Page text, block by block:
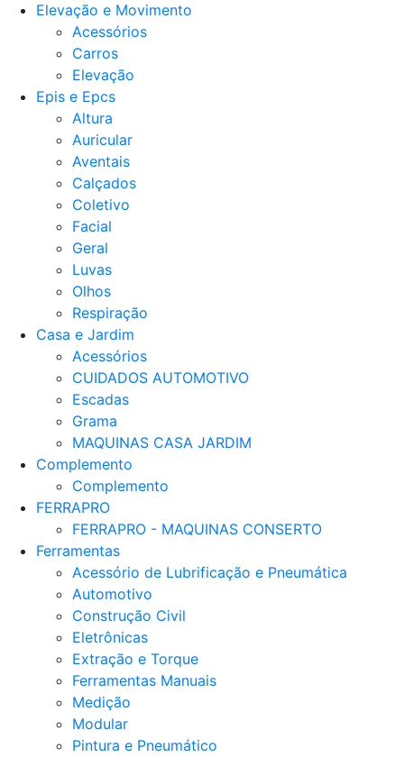
Elevação e Movimento
Acessórios
Carros
Elevação
Epis e Epcs
Altura
Auricular
Aventais
Calçados
Coletivo
Facial
Geral
Luvas
Olhos
Respiração
Casa e Jardim
Acessórios
CUIDADOS AUTOMOTIVO
Escadas
Grama
MAQUINAS CASA JARDIM
Complemento
Complemento
FERRAPRO
FERRAPRO - MAQUINAS CONSERTO
Ferramentas
Acessório de Lubrificação e Pneumática
Automotivo
Construção Civil
Eletrônicas
Extração e Torque
Ferramentas Manuais
Medição
Modular
Pintura e Pneumático